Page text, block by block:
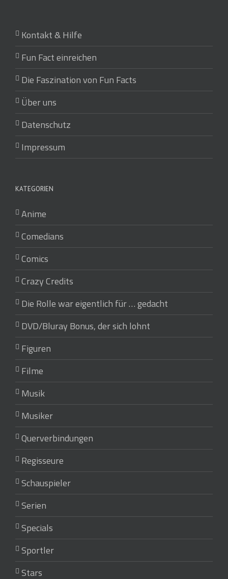
Kontakt & Hilfe
Fun Fact einreichen
Die Faszination von Fun Facts
Über uns
Datenschutz
Impressum
KATEGORIEN
Anime
Comedians
Comics
Crazy Credits
Die Rolle war eigentlich für … gedacht
DVD/Bluray Bonus, der sich lohnt
Figuren
Filme
Musik
Musiker
Querverbindungen
Regisseure
Schauspieler
Serien
Specials
Sportler
Stars